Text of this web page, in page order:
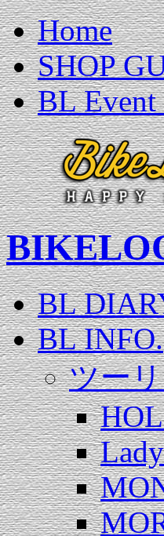
Home
SHOP
BL Event
BL
BL INFO.
ツー